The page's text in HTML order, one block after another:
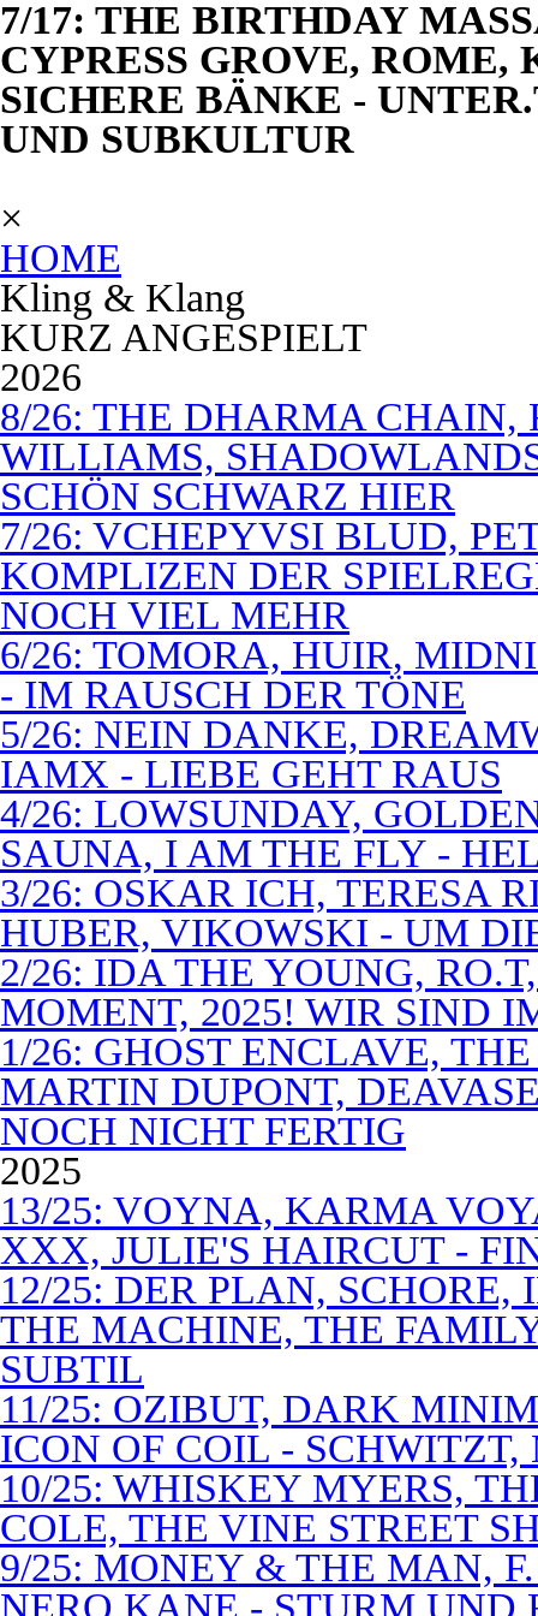
7/17: THE BIRTHDAY
CYPRESS GROVE,
SICHERE BÄNKE -
UND SUBKULTUR
×
HOME
Kling & Klang
KURZ ANGESPIELT
2026
8/26: THE DHARMA CHAIN,
WILLIAMS,
SCHÖN SCHWARZ HIER
7/26: VCHEPYVSI BLUD,
KOMPLIZEN DER
NOCH VIEL MEHR
6/26: TOMORA, HUIR,
- IM RAUSCH DER TÖNE
5/26: NEIN DANKE,
IAMX - LIEBE GEHT RAUS
4/26: LOWSUNDAY,
SAUNA, I AM THE FLY -
3/26: OSKAR ICH, TERESA
HUBER, VIKOWSKI - UM
2/26: IDA THE YOUNG,
MOMENT, 2025! WIR SIND
1/26: GHOST ENCLAVE,
MARTIN DUPONT,
NOCH NICHT FERTIG
2025
13/25: VOYNA, KARMA
XXX, JULIE'S HAIRCUT -
12/25: DER PLAN,
THE MACHINE, THE
SUBTIL
11/25: OZIBUT, DARK
ICON OF COIL -
10/25: WHISKEY MYERS,
COLE, THE VINE STREET
9/25: MONEY & THE MAN,
NERO KANE - STURM UND